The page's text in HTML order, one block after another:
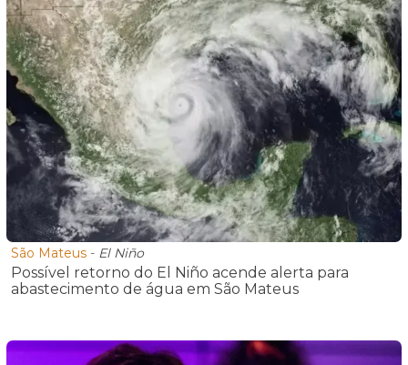
São Mateus - El Niño
Possível retorno do El Niño acende alerta para
abastecimento de água em São Mateus